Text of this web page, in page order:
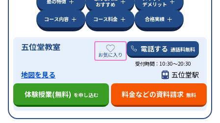
おすすめ
デメリット
コース内容
コース料金 合格実績
五位堂教室 電話する 通話料無料
受付時間：10:30～20:30
地図を見る
五位堂駅
体験授業(無料) を申し込む 料金などの資料請求 無料